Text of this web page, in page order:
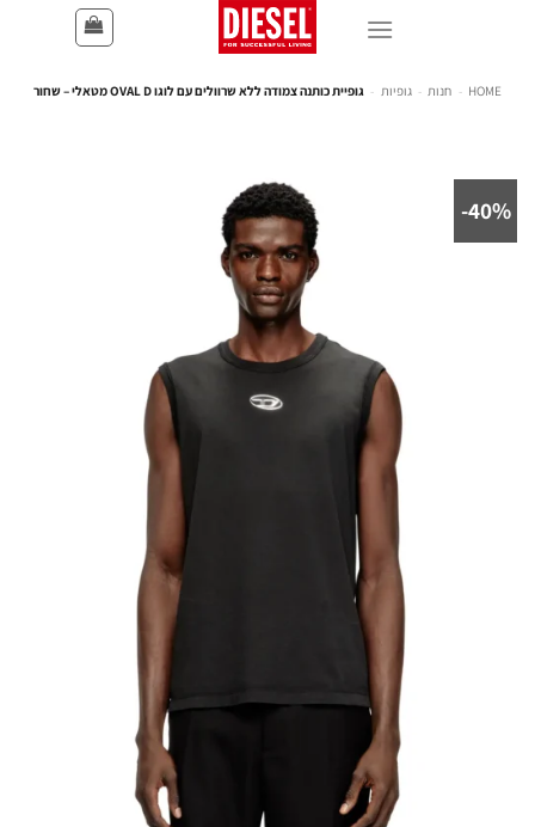
HOME
- חנות - גופיות - גופיית כותנה צמודה ללא שרוולים עם לוגו OVAL D מטאלי – שחור
40%-